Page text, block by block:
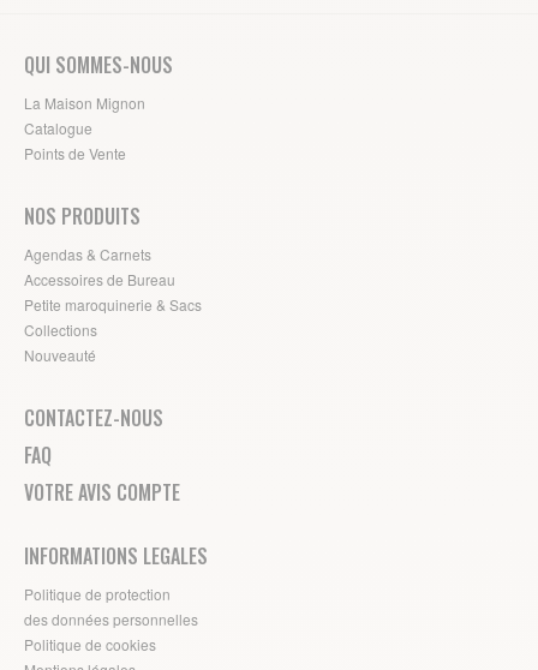
QUI SOMMES-NOUS
La Maison Mignon
Catalogue
Points de Vente
NOS PRODUITS
Agendas & Carnets
Accessoires de Bureau
Petite maroquinerie & Sacs
Collections
Nouveauté
CONTACTEZ-NOUS
FAQ
VOTRE AVIS COMPTE
INFORMATIONS LEGALES
Politique de protection
des données personnelles
Politique de cookies